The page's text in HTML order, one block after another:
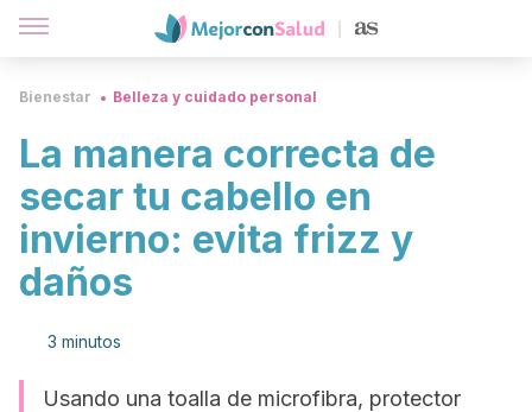
Bienestar Belleza y cuidado personal
La manera correcta de
secar tu cabello en
invierno: evita frizz y
daños
3 minutos
Usando una toalla de microfibra, protector